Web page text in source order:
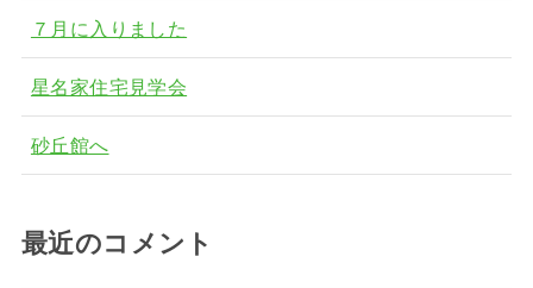
７月に入りました
星名家住宅見学会
砂丘館へ
最近のコメント